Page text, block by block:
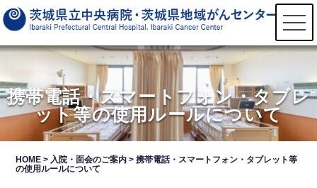
t
o
g
g
n
a
g
a
t
i
携帯電話・スマートフォン・タブレ
ット等の使用ルールについて
HOME > 入院・面会のご案内 >携帯電話・スマートフォン・タブレット等
の使用ルールについて